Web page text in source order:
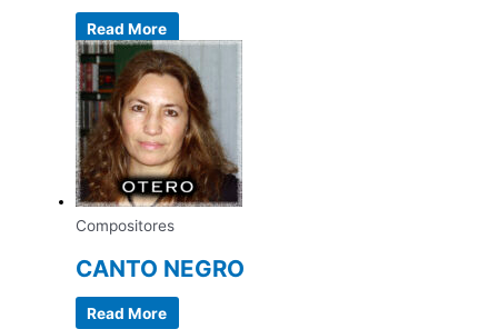
Read More
Compositores
CANTO NEGRO
Read More